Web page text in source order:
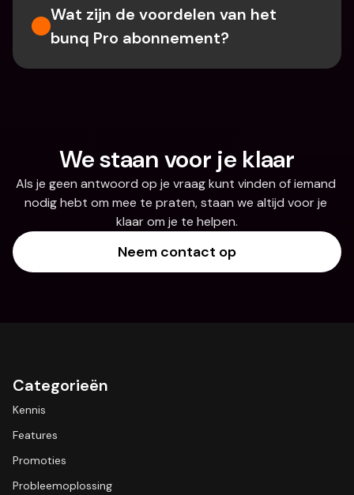
Wat zijn de voordelen van het
bunq Pro abonnement?
We staan voor je klaar
Als je geen antwoord op je vraag kunt vinden of iemand
nodig hebt om mee te praten, staan we altijd voor je
klaar om je te helpen.
Neem contact op
Categorieën
Kennis
Features
Promoties
Probleemoplossing